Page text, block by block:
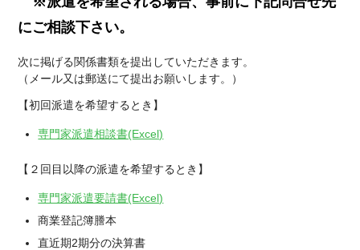
にご相談下さい。
次に掲げる関係書類を提出していただきます。
（メール又は郵送にて提出お願いします。）
【初回派遣を希望するとき】
専門家派遣相談書(Excel)
【２回目以降の派遣を希望するとき】
専門家派遣要請書(Excel)
商業登記簿謄本
直近期2期分の決算書